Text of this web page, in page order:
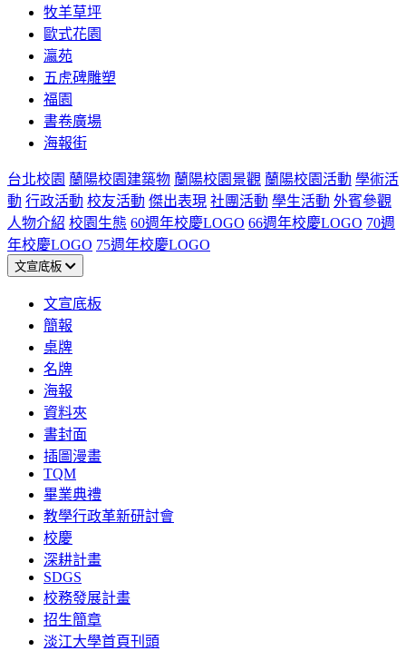
牧羊草坪
歐式花園
瀛苑
五虎碑雕塑
福園
書卷廣場
海報街
台北校園 蘭陽校園建築物 蘭陽校園景觀 蘭陽校園活動 學術活
動 行政活動 校友活動 傑出表現 社團活動 學生活動 外賓參觀
人物介紹 校園生態 60週年校慶LOGO 66週年校慶LOGO 70週
年校慶LOGO 75週年校慶LOGO
文宣底板
文宣底板
簡報
桌牌
名牌
海報
資料夾
書封面
插圖漫畫
TQM
畢業典禮
教學行政革新研討會
校慶
深耕計畫
SDGS
校務發展計畫
招生簡章
淡江大學首頁刊頭